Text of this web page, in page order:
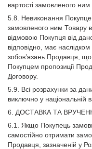
вартості замовленого ним
5.8. Невиконання
замовленого ним Товару
відмовою Покупця від
відповідно, має
зобов’язань Продавця,
Покупцем пропозиції
Договору.
5.9. Всі розрахунки за
виключно у національній
6. ДОСТАВКА ТА
6.1. Якщо Покупець
самостійно отримати
Продавця, зазначеній у